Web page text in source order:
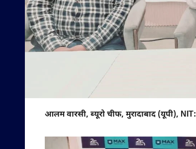
आलम वारसी, ब्यूरो चीफ, मुरादाबाद (यूपी), NIT: